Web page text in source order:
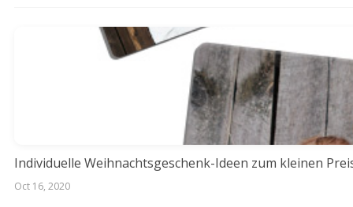
Individuelle Weihnachtsgeschenk-Ideen zum kleinen
Oct 16, 2020